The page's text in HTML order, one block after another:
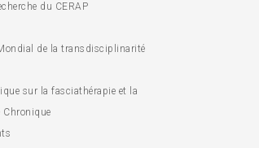
du CERAP
de la transdisciplinarité
sur la fasciathérapie et la
Chronique